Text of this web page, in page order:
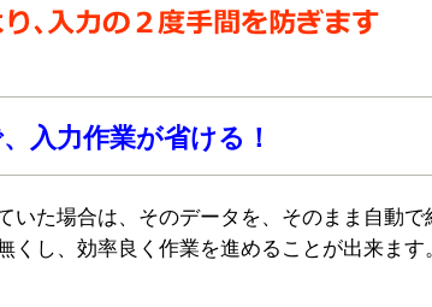
入力作業が省ける！
た場合は、そのデータを、そのまま自動で
し、効率良く作業を進めることが出来ます